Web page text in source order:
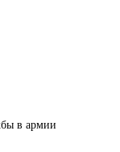
в армии